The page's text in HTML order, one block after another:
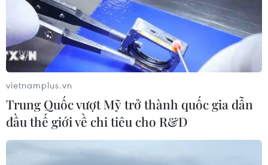
vietnamplus.vn
Trung Quốc vượt Mỹ trở thành quốc gia dẫn
đầu thế giới về chi tiêu cho R&D